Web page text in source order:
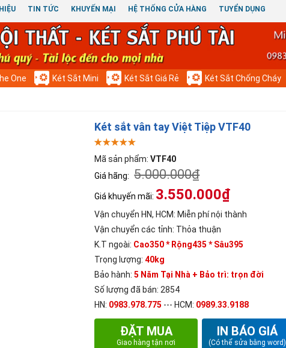
TIN TỨC KHUYẾN MẠI HỆ THỐNG CỬA HÀNG TUYỂN DỤNG
One Két Sắt Mini Két Sắt Giá Rẻ Két Sắt Chống Cháy
Két sắt vân tay Việt Tiệp VTF40
Mã sản phẩm:VTF40
Giá hãng: 5.000.000₫
Giá khuyến mãi: 3.550.000₫
Vận chuyển HN, HCM: Miễn phí nội thành
Vận chuyển các tỉnh: Thỏa thuận
K.T ngoài: Cao350 * Rộng435 * Sâu395
Trọng lượng:40kg
Bảo hành:5 Năm Tại Nhà + Bảo trì: trọn đời
Số lượng đã bán: 2854
HN: 0983.978.775 --- HCM: 0989.33.9188
ĐẶT MUA
Giao hàng tận nơi
IN BÁO GIÁ
(Có thể sửa bằng word)